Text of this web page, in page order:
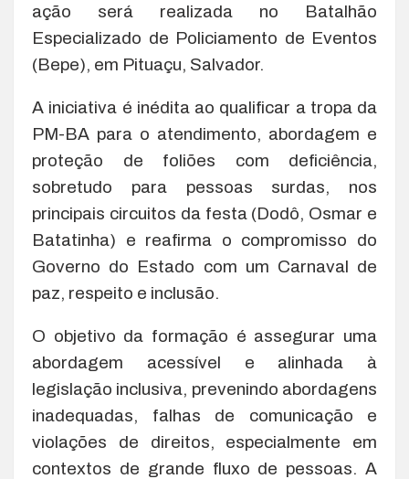
ação será realizada no Batalhão
Especializado de Policiamento de Eventos
(Bepe), em Pituaçu, Salvador.
A iniciativa é inédita ao qualificar a tropa da
PM-BA para o atendimento, abordagem e
proteção de foliões com deficiência,
sobretudo para pessoas surdas, nos
principais circuitos da festa (Dodô, Osmar e
Batatinha) e reafirma o compromisso do
Governo do Estado com um Carnaval de
paz, respeito e inclusão.
O objetivo da formação é assegurar uma
abordagem acessível e alinhada à
legislação inclusiva, prevenindo abordagens
inadequadas, falhas de comunicação e
violações de direitos, especialmente em
contextos de grande fluxo de pessoas. A